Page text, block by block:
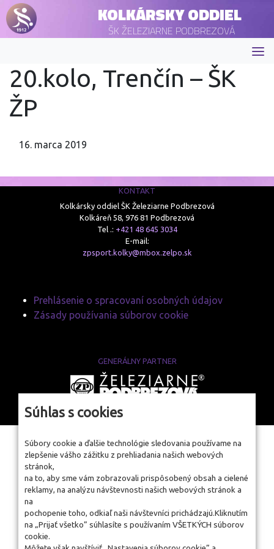
KOLKÁRSKY ODDIEL
ŠK ŽELEZIARNE PODBREZOVÁ
20.kolo, Trenčín – ŠK
ŽP
16. marca 2019
KONTAKT
Kolkársky oddiel ŠK Železiarne Podbrezová
Kolkáreň 58, 976 81 Podbrezová
Tel .: +421 48 645 3034
E-mail:
zpsport.kolky@mbox.zelpo.sk
Prehlásenie o spracovaní osobných údajov
Zásady používania súborov cookie
GENERÁLNY PARTNER
www.zelpo.sk
Súhlas s cookies
Súbory cookie a ďalšie technológie sledovania používame na
zlepšenie vášho zážitku z prehliadania našich webových
stránok,
na to, aby sme vám zobrazovali prispôsobený obsah a cielené
reklamy, na analýzu návštevnosti našich webových stránok a
na
pochopenie toho, odkiaľ naši návštevníci prichádzajú.Kliknutím
na „Prijať všetko” súhlasíte s používaním VŠETKÝCH súborov
cookie.